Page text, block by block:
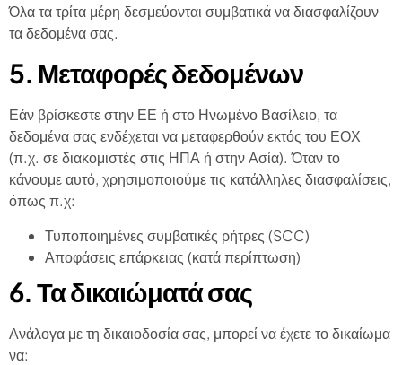
Όλα τα τρίτα μέρη δεσμεύονται συμβατικά να διασφαλίζουν
τα δεδομένα σας.
5. Μεταφορές δεδομένων
Εάν βρίσκεστε στην ΕΕ ή στο Ηνωμένο Βασίλειο, τα
δεδομένα σας ενδέχεται να μεταφερθούν εκτός του ΕΟΧ
(π.χ. σε διακομιστές στις ΗΠΑ ή στην Ασία). Όταν το
κάνουμε αυτό, χρησιμοποιούμε τις κατάλληλες διασφαλίσεις,
όπως π.χ:
Τυποποιημένες συμβατικές ρήτρες (SCC)
Αποφάσεις επάρκειας (κατά περίπτωση)
6. Τα δικαιώματά σας
Ανάλογα με τη δικαιοδοσία σας, μπορεί να έχετε το δικαίωμα
να: